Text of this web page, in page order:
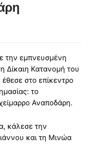
την εμπνευσμένη
Δίκαιη Κατανομή του
στο επίκεντρο
το
Αναποδάρη.
κάλεσε την
και τη Μινώα